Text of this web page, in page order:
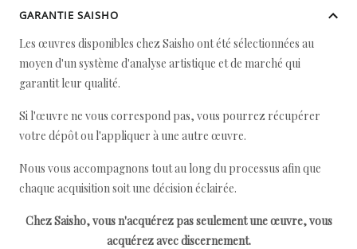
GARANTIE SAISHO
Les œuvres disponibles chez Saisho ont été sélectionnées au
moyen d'un système d'analyse artistique et de marché qui
garantit leur qualité.
Si l'œuvre ne vous correspond pas, vous pourrez récupérer
votre dépôt ou l'appliquer à une autre œuvre.
Nous vous accompagnons tout au long du processus afin que
chaque acquisition soit une décision éclairée.
Chez Saisho, vous n'acquérez pas seulement une œuvre, vous
acquérez avec discernement.